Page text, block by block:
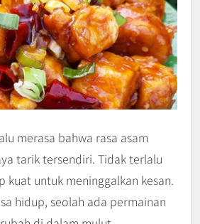
merasa bahwa rasa asam
tarik tersendiri. Tidak terlalu
kuat untuk meninggalkan kesan.
hidup, seolah ada permainan